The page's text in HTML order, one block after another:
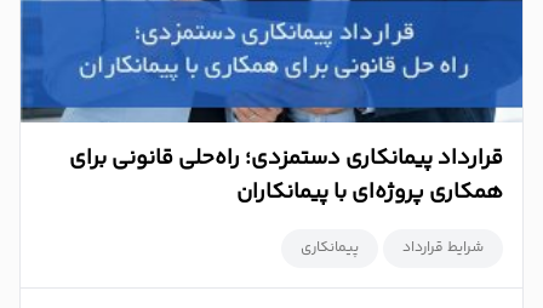
ما
تماس
قرارداد پیمانکاری دستمزدی؛ راه‌حلی قانونی برای
همکاری پروژه‌ای با پیمانکاران
شرایط قرارداد پیمانکاری